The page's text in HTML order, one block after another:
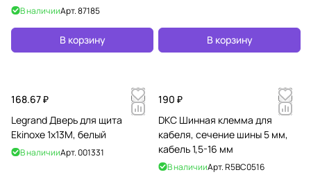
В наличииАрт.87185
В корзину В корзину
168.67 ₽
Legrand Дверь для щита
Ekinoxe 1х13M, белый
В наличииАрт.001331
190 ₽
DKC Шинная клемма для
кабеля, сечение шины 5 мм,
кабель 1,5-16 мм
В наличииАрт.R5BC0516